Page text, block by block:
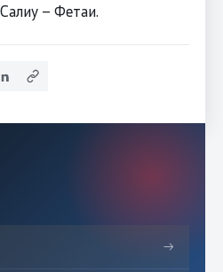
– Фетаи.
→